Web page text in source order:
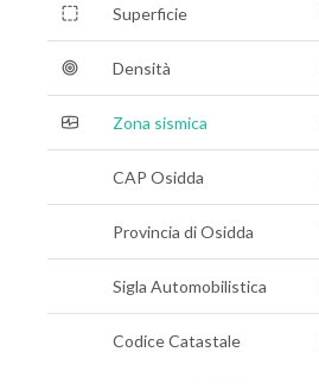
Superficie
Densità
Zona sismica
CAP Osidda
Provincia di Osidda
Sigla Automobilistica
Codice Catastale